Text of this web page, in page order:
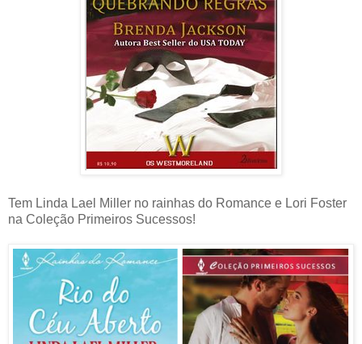
Tem Linda Lael Miller no rainhas do Romance e Lori Foster
na Coleção Primeiros Sucessos!